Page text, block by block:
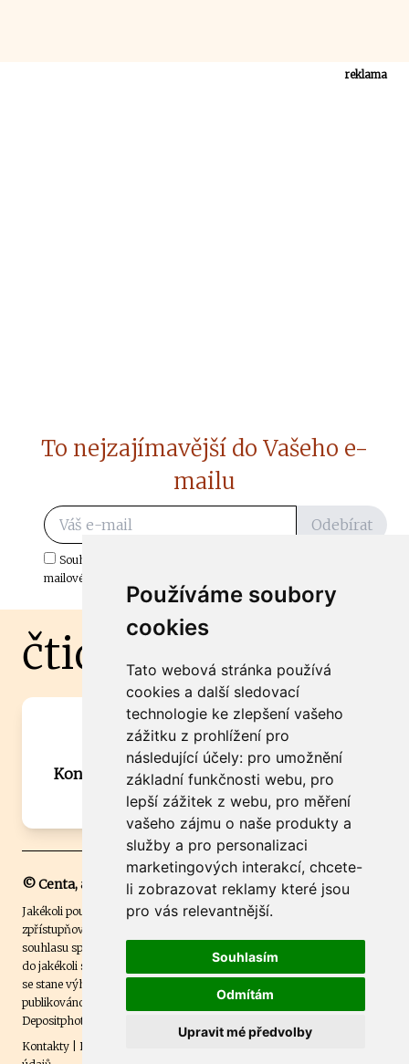
Používáme soubory
cookies
Tato webová stránka používá
cookies a další sledovací
technologie ke zlepšení vašeho
zážitku z prohlížení pro
následující účely: pro umožnění
základní funkčnosti webu, pro
lepší zážitek z webu, pro měření
vašeho zájmu o naše produkty a
služby a pro personalizaci
marketingových interakcí, chcete-
li zobrazovat reklamy které jsou
pro vás relevantnější.
Souhlasím
Odmítám
Upravit mé předvolby
reklama
To nejzajímavější do Vašeho e-
mailu
Odebírat
Souhlasím s odběrem důležitých zpráv ze ČtiDoma.cz do mé e-
mailové schránky.
čtidoma.cz
Máte zajímavou informaci? Chcete
spolupracovat?
Kontaktujte šéfredaktora Martina Chalupu:
chalupa@ctidoma.cz
© Centa, a.s.
Jakékoli použití obsahu včetně převzetí, šíření či dalšího užití a
zpřístupňování textových či obrazových materiálů bez písemného
souhlasu společnosti Centa,a.s. je zakázáno. Čtenář svým přihlášením
do jakékoli soutěže na našem webu dává souhlas s tím, že v případě, že
se stane výhercem této soutěže, může být jeho jméno na webu
publikováno. Centa, a.s. využívala licenci ČTK a využívá fotografie z
Depositphotos
Kontakty
Etický kodex